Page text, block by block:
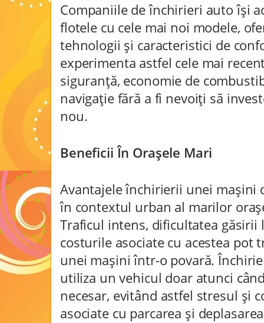
Companiile de închirieri auto își
flotele cu cele mai noi modele,
tehnologii și caracteristici de
experimenta astfel cele mai
siguranță, economie de
navigație fără a fi nevoiți să
nou.
Beneficii În Orașele Mari
Avantajele închirierii unei mașini
în contextul urban al marilor
Traficul intens, dificultatea găsirii
costurile asociate cu acestea pot
unei mașini într-o povară.
utiliza un vehicul doar atunci
necesar, evitând astfel stresul și
asociate cu parcarea și